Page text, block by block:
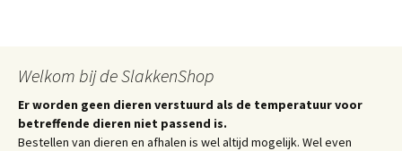
Welkom bij de SlakkenShop
Er worden geen dieren verstuurd als de temperatuur voor
betreffende dieren niet passend is.
Bestellen van dieren en afhalen is wel altijd mogelijk. Wel even